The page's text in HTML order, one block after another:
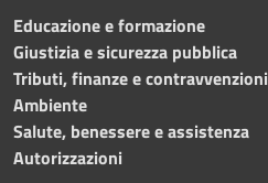
Educazione e formazione
Giustizia e sicurezza pubblica
Tributi, finanze e contravvenzioni
Ambiente
Salute, benessere e assistenza
Autorizzazioni